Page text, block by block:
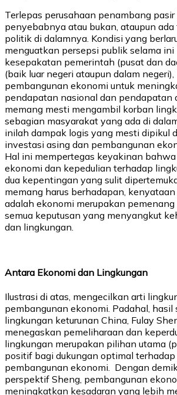
Terlepas perusahaan penambang
penyebabnya atau bukan, ataupun
politik di dalamnya. Kondisi yang
menguatkan persepsi publik selama
kesepakatan pemerintah (pusat dan
(baik luar negeri ataupun dalam
pembangunan ekonomi untuk
pendapatan nasional dan pendapatan
memang mesti mengambil korban
sebagian masyarakat yang ada di
inilah dampak logis yang mesti dipikul
investasi asing dan pembangunan
Hal ini mempertegas keyakinan
ekonomi dan kepedulian terhadap
dua kepentingan yang sulit
memang harus berhadapan,
adalah ekonomi merupakan
semua keputusan yang menyangkut
dan lingkungan.
Antara Ekonomi dan Lingkungan
Ilustrasi di atas, mengecilkan arti
pembangunan ekonomi. Padahal, hasil
lingkungan keturunan China, Fulay
menegaskan pemeliharaan dan
lingkungan merupakan pilihan utama
positif bagi dukungan optimal
pembangunan ekonomi. Dengan
perspektif Sheng, pembangunan
meningkatkan kesadaran yang lebih